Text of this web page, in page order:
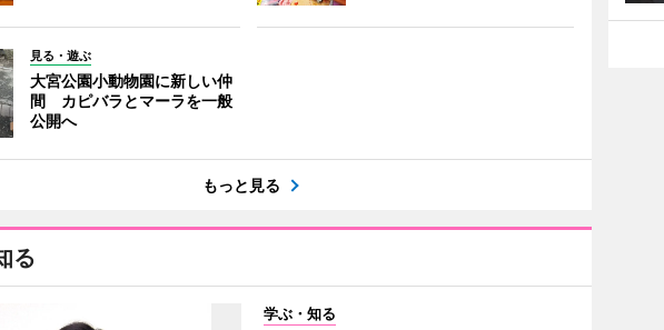
見る・遊ぶ
大宮公園小動物園に新しい仲
間 カピバラとマーラを一般
公開へ
もっと見る
る
学ぶ・知る